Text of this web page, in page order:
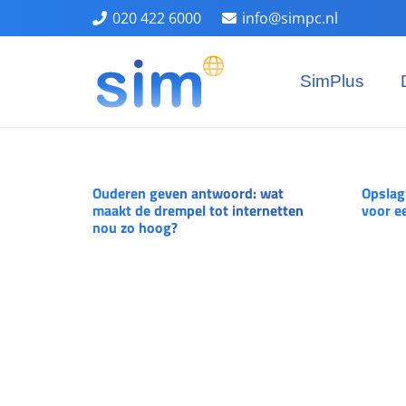
020 422 6000 info@simpc.nl
SimPlus
Ouderen geven antwoord: wat
maakt de drempel tot internetten
nou zo hoog?
voor